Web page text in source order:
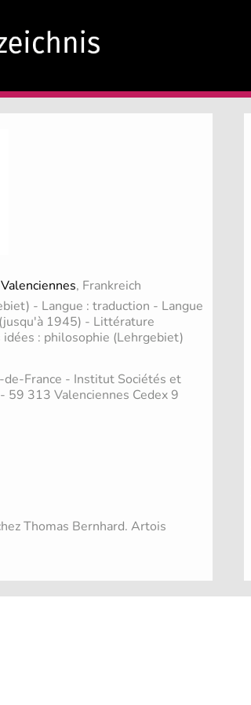
, Frankreich
- Langue : traduction - Langue
1945) - Littérature
: philosophie (Lehrgebiet)
France - Institut Sociétés et
313 Valenciennes Cedex 9
Thomas Bernhard. Artois